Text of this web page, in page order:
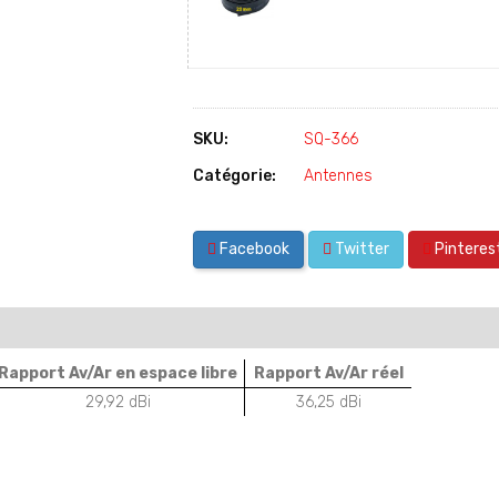
SKU:
SQ-366
Catégorie:
Antennes
Facebook Twitter
Rapport Av/Ar en espace libre
Rapport Av/Ar réel
29,92 dBi 36,25 dBi